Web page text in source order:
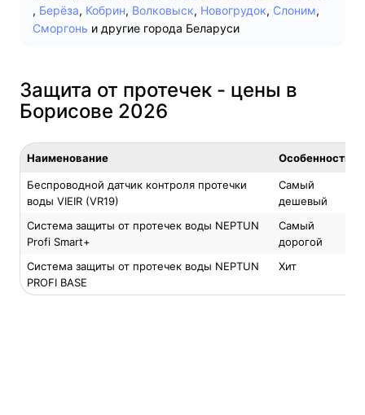
, Берёза, Кобрин, Волковыск, Новогрудок, Слоним,
Сморгонь и другие города Беларуси
Защита от протечек - цены в
Борисове 2026
Наименование Особенность
Беспроводной датчик контроля протечки
воды VIEIR (VR19)
Самый
дешевый
Система защиты от протечек воды NEPTUN
Profi Smart+
Самый
дорогой
Система защиты от протечек воды NEPTUN
PROFI BASE
Хит